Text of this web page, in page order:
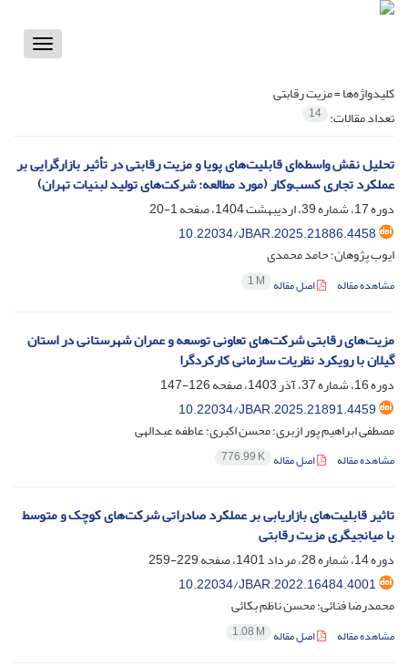
Toggle
کلیدواژه‌ها =مزیت رقابتی
تعداد مقالات: 14
تحلیل نقش واسطه‌ای قابلیت‌های پویا و مزیت رقابتی در تأثیر بازارگرایی بر
عملکرد تجاری کسب‌وکار (مورد مطالعه: شرکت‌های تولید لبنیات تهران)
دوره 17، شماره 39، اردیبهشت 1404، صفحه
1-20
10.22034/JBAR.2025.21886.4458
ایوب پژوهان؛ حامد محمدی
مشاهده مقاله اصل مقاله 1 M
مزیت‌های رقابتی شرکت‌های تعاونی توسعه و عمران شهرستانی در استان
گیلان با رویکرد نظریات سازمانی کارکردگرا
دوره 16، شماره 37، آذر 1403، صفحه
126-147
10.22034/JBAR.2025.21891.4459
مصطفی ابراهیم پور ازبری؛ محسن اکبری؛ عاطفه عبدالهی
مشاهده مقاله اصل مقاله 776.99 K
تاثیر قابلیت‌های بازاریابی بر عملکرد صادراتی شرکت‌های کوچک و متوسط
با میانجیگری مزیت رقابتی
دوره 14، شماره 28، مرداد 1401، صفحه
229-259
10.22034/JBAR.2022.16484.4001
محمدرضا فنائی؛ محسن ناظم بکائی
مشاهده مقاله اصل مقاله 1.08 M